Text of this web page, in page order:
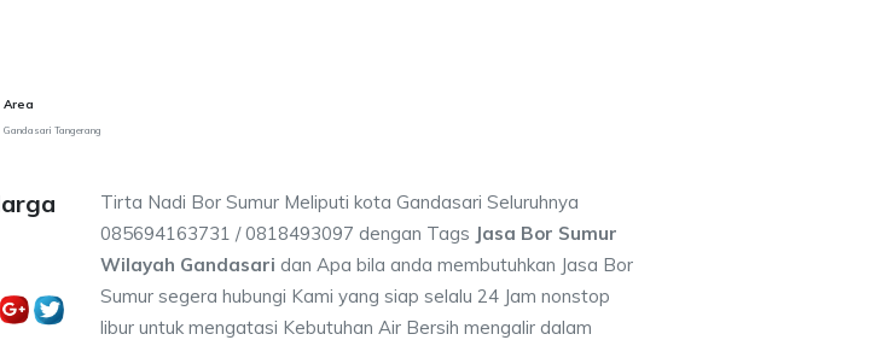
Area
Gandasari Tangerang
Tirta Nadi Bor Sumur Meliputi kota Gandasari Seluruhnya
085694163731 / 0818493097 dengan Tags Jasa Bor Sumur
Wilayah Gandasari dan Apa bila anda membutuhkan Jasa Bor
Sumur segera hubungi Kami yang siap selalu 24 Jam nonstop
libur untuk mengatasi Kebutuhan Air Bersih mengalir dalam